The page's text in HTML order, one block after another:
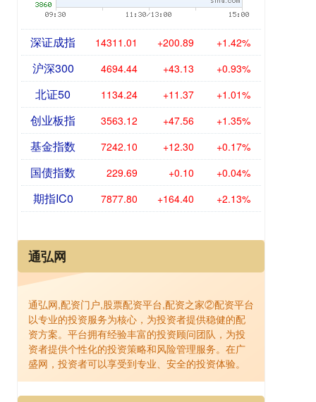
深证成指 14311.01 +200.89 +1.42%
沪深300 4694.44 +43.13 +0.93%
北证50 1134.24 +11.37 +1.01%
创业板指 3563.12 +47.56 +1.35%
基金指数 7242.10 +12.30 +0.17%
国债指数 229.69 +0.10 +0.04%
期指IC0 7877.80 +164.40 +2.13%
通弘网
通弘网,配资门户,股票配资平台,配资之家②配资平台
以专业的投资服务为核心，为投资者提供稳健的配
资方案。平台拥有经验丰富的投资顾问团队，为投
资者提供个性化的投资策略和风险管理服务。在广
盛网，投资者可以享受到专业、安全的投资体验。